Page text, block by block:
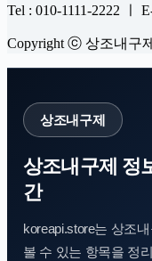
Tel : 010-1111-2222 ㅣ
Copyright ⓒ 상조내구
상조내구제
상조내구제 정
간
koreapi.store는 상조
볼 수 있는 항목을 정